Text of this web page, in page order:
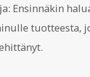
Ensinnäkin
tuotteesta,